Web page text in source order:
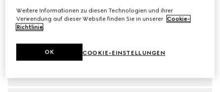
Weitere Informationen zu diesen Technologien und ihrer
Verwendung auf dieser Website finden Sie in unserer Cookie-
Richtlinie.
COOKIE-EINSTELLUNGEN
OK